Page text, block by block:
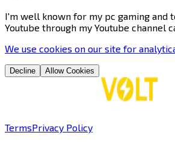
I'm well known for my pc gaming and
Youtube through my Youtube channel called ScatterVolt.
We use cookies on our site for
Decline Allow Cookies
TermsPrivacy Policy